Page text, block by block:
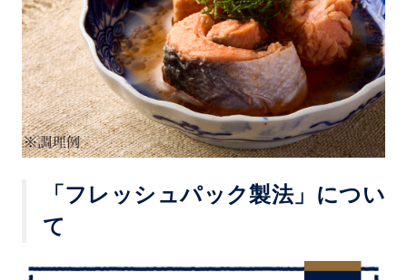
「フレッシュパック製法」につい
て